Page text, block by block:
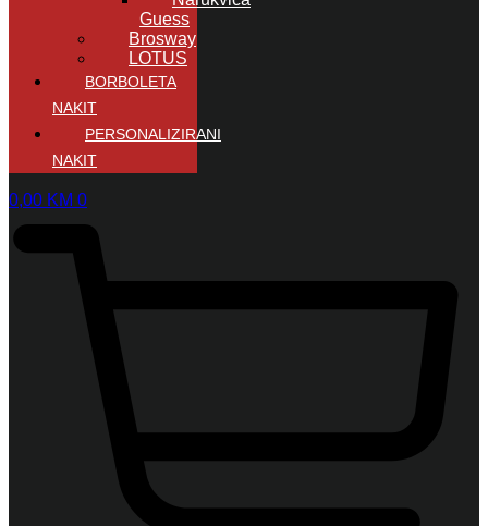
Guess
Brosway
LOTUS
BORBOLETA
NAKIT
PERSONALIZIRANI
NAKIT
0,00 KM 0